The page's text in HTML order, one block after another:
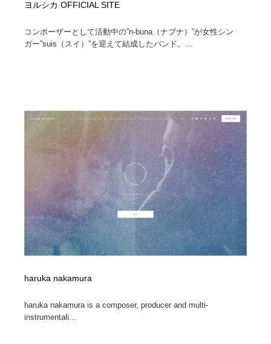
ヨルシカ OFFICIAL SITE
コンポーザーとして活動中の”n-buna（ナブナ）”が女性シン
ガー”suis（スイ）”を迎えて結成したバンド。...
haruka nakamura
haruka nakamura is a composer, producer and multi-
instrumentali...